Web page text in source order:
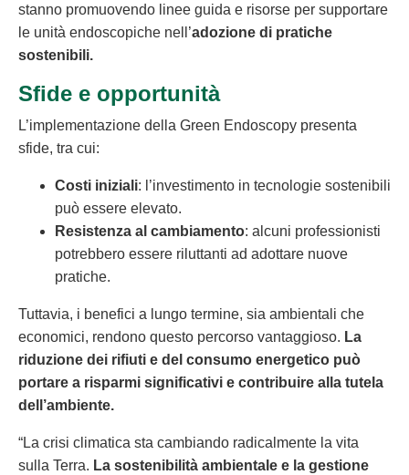
stanno promuovendo linee guida e risorse per supportare
le unità endoscopiche nell’adozione di pratiche
sostenibili.
Sfide e opportunità
L’implementazione della Green Endoscopy presenta
sfide, tra cui:
Costi iniziali: l’investimento in tecnologie sostenibili
può essere elevato.
Resistenza al cambiamento: alcuni professionisti
potrebbero essere riluttanti ad adottare nuove
pratiche.
Tuttavia, i benefici a lungo termine, sia ambientali che
economici, rendono questo percorso vantaggioso. La
riduzione dei rifiuti e del consumo energetico può
portare a risparmi significativi e contribuire alla tutela
dell’ambiente.
“La crisi climatica sta cambiando radicalmente la vita
sulla Terra. La sostenibilità ambientale e la gestione